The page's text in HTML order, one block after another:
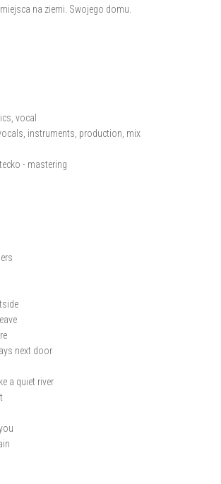
na ziemi. Swojego domu.
vocal
instruments, production, mix
- mastering
next door
a quiet river